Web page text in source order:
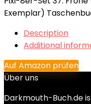
Exemplar)
Description
Additional
Auf Amazon prüfen
Über uns
Darkmouth-Buch.de